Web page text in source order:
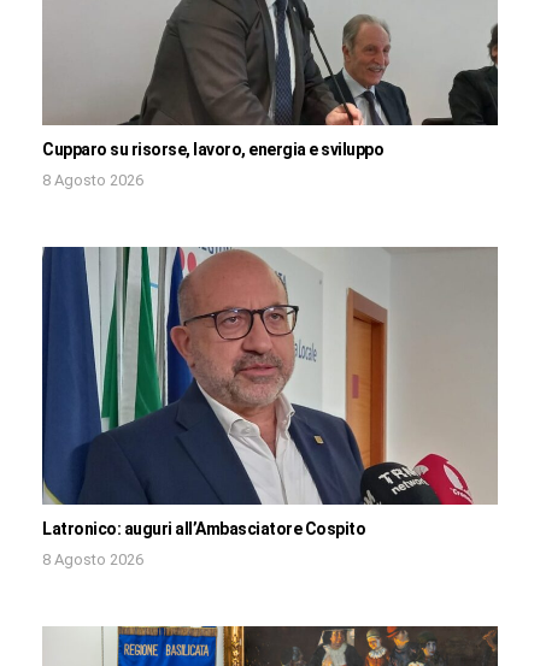
Cupparo su risorse, lavoro, energia e sviluppo
8 Agosto 2026
Latronico: auguri all’Ambasciatore Cospito
8 Agosto 2026